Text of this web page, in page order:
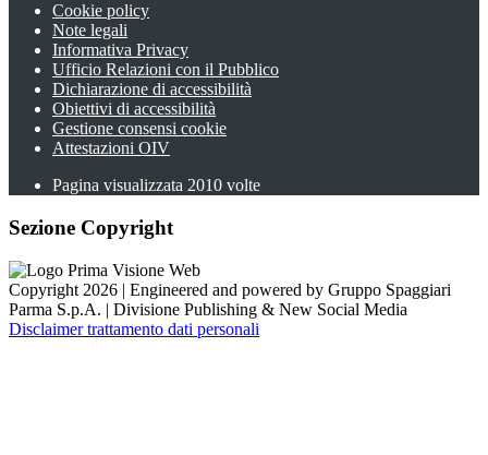
Cookie policy
Note legali
Informativa Privacy
Ufficio Relazioni con il Pubblico
Dichiarazione di accessibilità
Obiettivi di accessibilità
Gestione consensi cookie
Attestazioni OIV
Pagina visualizzata 2010 volte
Sezione Copyright
Copyright 2026 | Engineered and powered by Gruppo Spaggiari
Parma S.p.A. | Divisione Publishing & New Social Media
Disclaimer trattamento dati personali